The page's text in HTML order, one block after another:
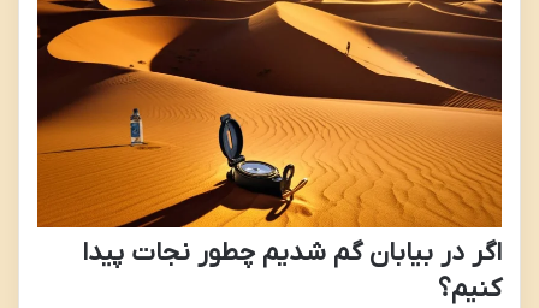
اگر در بیابان گم شدیم چطور نجات پیدا
کنیم؟